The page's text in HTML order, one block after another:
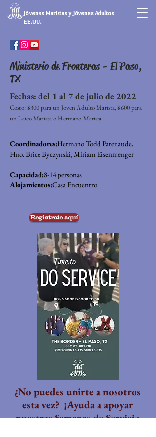
Jóvenes Maristas y Jóvenes Adultos
EE.UU.
Ministerio de Fronteras - El Paso,
TX
Fechas: del 1 al 7 de julio de 2022
Costo: $300 para un Joven Adulto Marista, $600 para
un Laico Marista o Hermano Marista
Coordinadores:Hermano Todd Patenaude,
Hno. Brice Byczynski, Miriam Eisenmenger
Capacidad:8-14 personas
Alojamientos:Casa Encuentro
Registrate aquí
¿No puedes unirte a nosotros
esta vez? ¡Ayuda a apoyar
nuestras Semanas de Servicio